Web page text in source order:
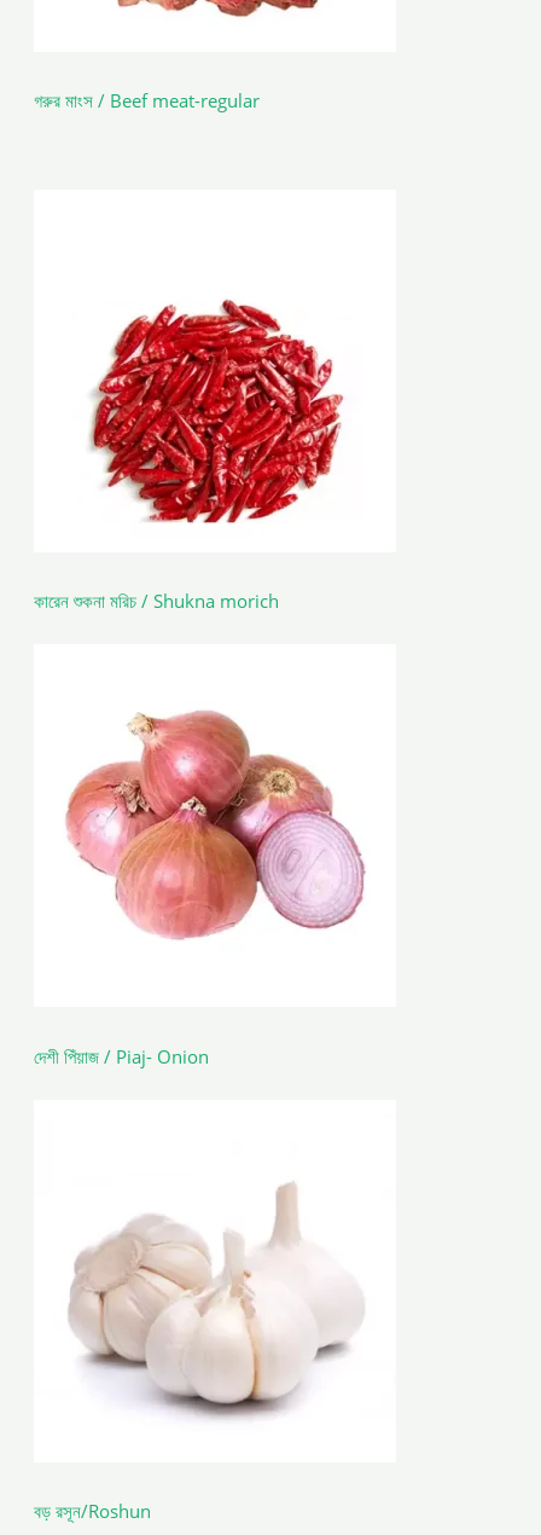
গরুর মাংস / Beef meat-regular
কারেন শুকনা মরিচ / Shukna morich
দেশী পিঁয়াজ / Piaj- Onion
বড় রসূন/Roshun